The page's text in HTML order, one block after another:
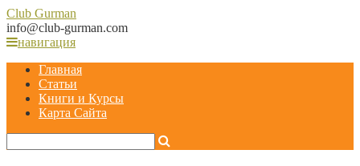
Club Gurman
info@club-gurman.com
навигация
Главная
Статьи
Книги и Курсы
Карта Сайта